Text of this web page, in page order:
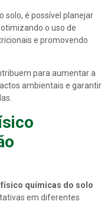
solo, é possível planejar
o uso de
e promovendo
para aumentar a
ambientais e garantir
químicas do solo
em diferentes